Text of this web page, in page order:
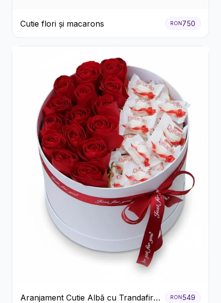
Cutie flori și macarons RON 750
Aranjament Cutie Albă cu Trandafiri
RON 549